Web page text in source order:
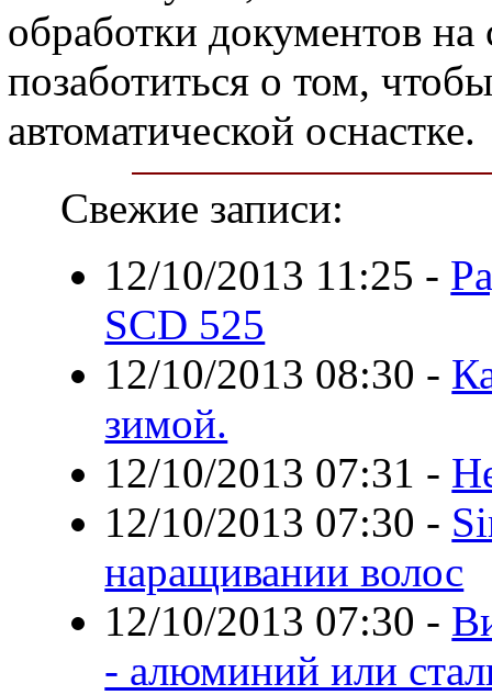
обработки документов
позаботиться о том,
автоматической оснастке.
Свежие записи:
12/10/2013 11:25 -
SCD 525
12/10/2013 08:30 -
зимой.
12/10/2013 07:31 -
12/10/2013 07:30 -
наращивании волос
12/10/2013 07:30 -
- алюминий или